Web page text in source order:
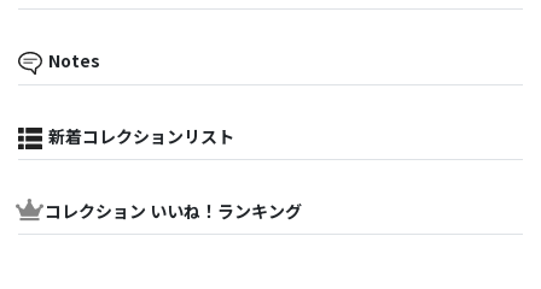
Notes
新着コレクションリスト
コレクション いいね！ランキング